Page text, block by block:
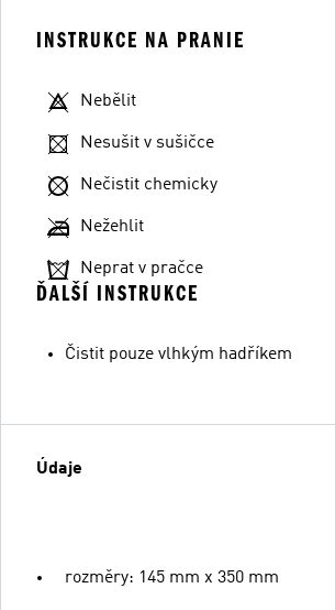
INSTRUKCE NA PRANIE
Nebělit
Nesušit v sušičce
Nečistit chemicky
Nežehlit
Neprat v pračce
ĎALŠÍ INSTRUKCE
Čistit pouze vlhkým hadříkem
Údaje
rozměry: 145 mm x 350 mm